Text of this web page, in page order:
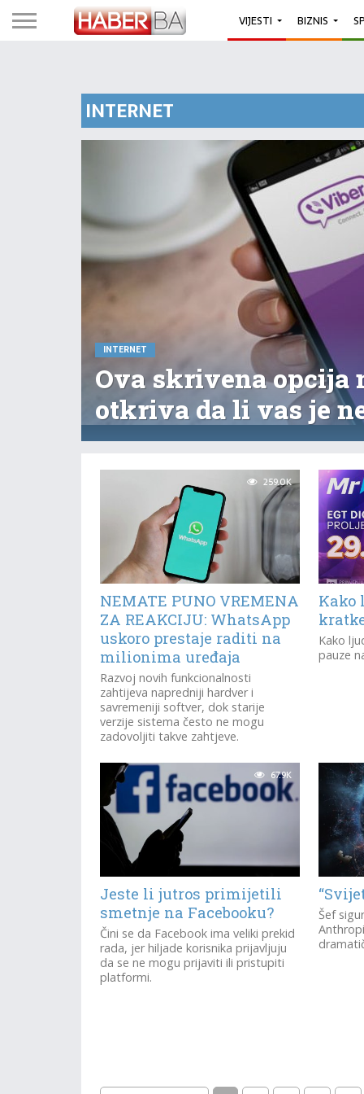
VIJESTI BIZNIS
INTERNET
INTERNET
Ova skrivena opcija
otkriva da li vas je
259.0K
NEMATE PUNO VREMENA
ZA REAKCIJU: WhatsApp
uskoro prestaje raditi na
milionima uređaja
Razvoj novih funkcionalnosti
zahtijeva napredniji hardver i
savremeniji softver, dok starije
verzije sistema često ne mogu
zadovoljiti takve zahtjeve.
Kako
Kako
pauze
67.9K
Jeste li jutros primijetili
smetnje na Facebooku?
Čini se da Facebook ima veliki prekid
rada, jer hiljade korisnika prijavljuju
da se ne mogu prijaviti ili pristupiti
platformi.
Šef